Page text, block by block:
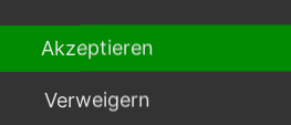
zu stornieren und den Kunden mit
Bestellwerts (
Abb.:
Übersicht
den
Akzeptieren
Verweigern